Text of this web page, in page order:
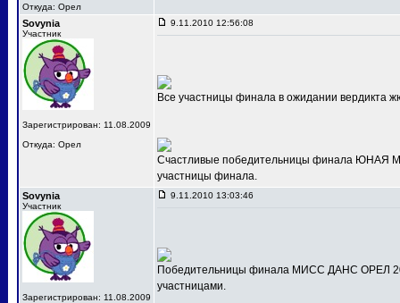
Откуда: Орел
Sovynia
Участник
Зарегистрирован: 11.08.2009
Откуда: Орел
9.11.2010 12:56:08
Все участницы финала в ожидании вердикта
Счастливые победительницы финала ЮНАЯ
участницы финала.
Sovynia
Участник
Зарегистрирован: 11.08.2009
9.11.2010 13:03:46
Победительницы финала МИСС ДАНС ОРЕЛ
участницами.